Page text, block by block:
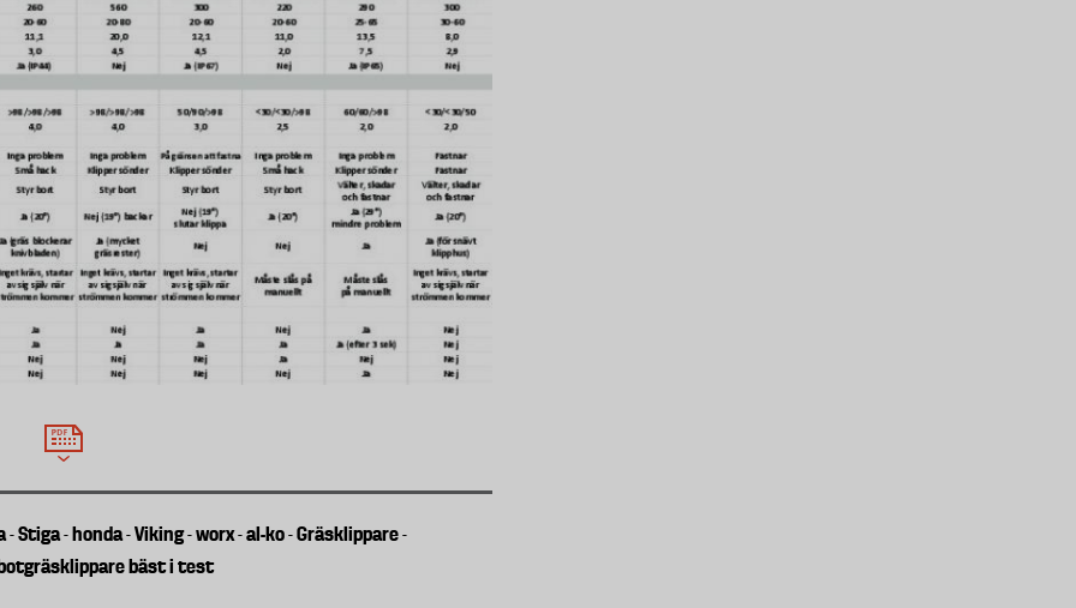
IEC 60335-2-107:2012 (säkerhetskrav för
annat bedömt riskerna för skador på händer och
elektriska säkerheten.
installera gräsklipparen med
samt att programmera och ställa in olika
och inställning av klipphöjd ingår i bedömningen
att hantera olika hinder, som mindre runda
Klipparnas förmåga att hantera olika
har bedömts.
-Stiga-honda-Viking-worx-al-ko-Gräsklippare-
bäst i test